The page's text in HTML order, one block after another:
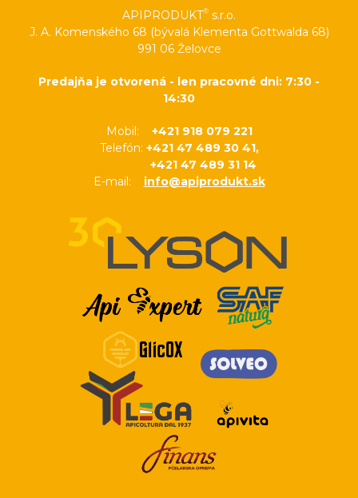
APIPRODUKT® s.r.o.
J. A. Komenského 68 (bývalá Klementa Gottwalda 68)
991 06 Želovce
Predajňa je otvorená - len pracovné dni: 7:30 -
14:30
Mobil: +421 918 079 221
Telefón: +421 47 489 30 41,
+421 47 489 31 14
E-mail: info@apiprodukt.sk